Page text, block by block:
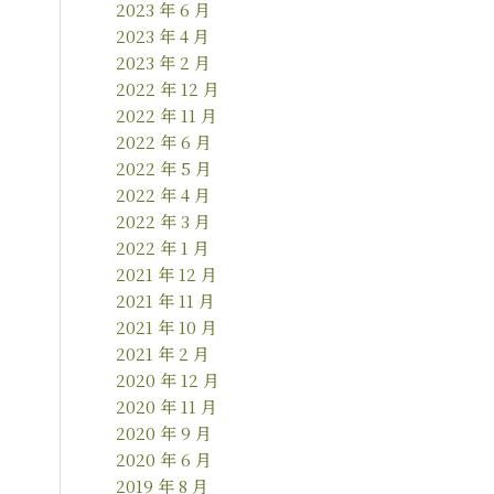
2023 年 6 月
2023 年 4 月
2023 年 2 月
2022 年 12 月
2022 年 11 月
2022 年 6 月
2022 年 5 月
2022 年 4 月
2022 年 3 月
2022 年 1 月
2021 年 12 月
2021 年 11 月
2021 年 10 月
2021 年 2 月
2020 年 12 月
2020 年 11 月
2020 年 9 月
2020 年 6 月
2019 年 8 月